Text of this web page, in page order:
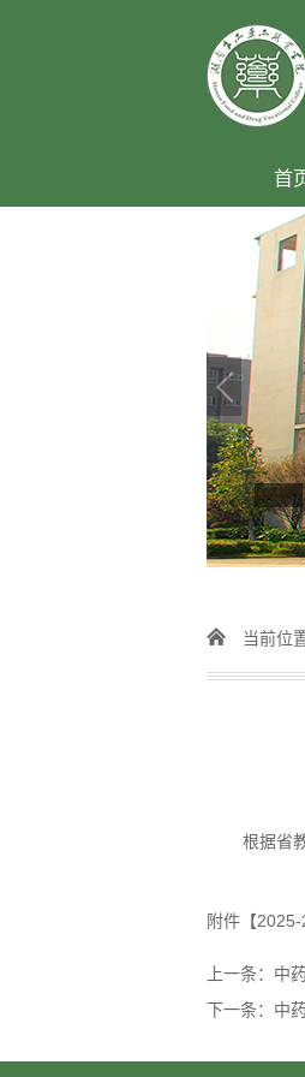
首
当前位
根据省
附件【
上一条： 中
下一条： 中